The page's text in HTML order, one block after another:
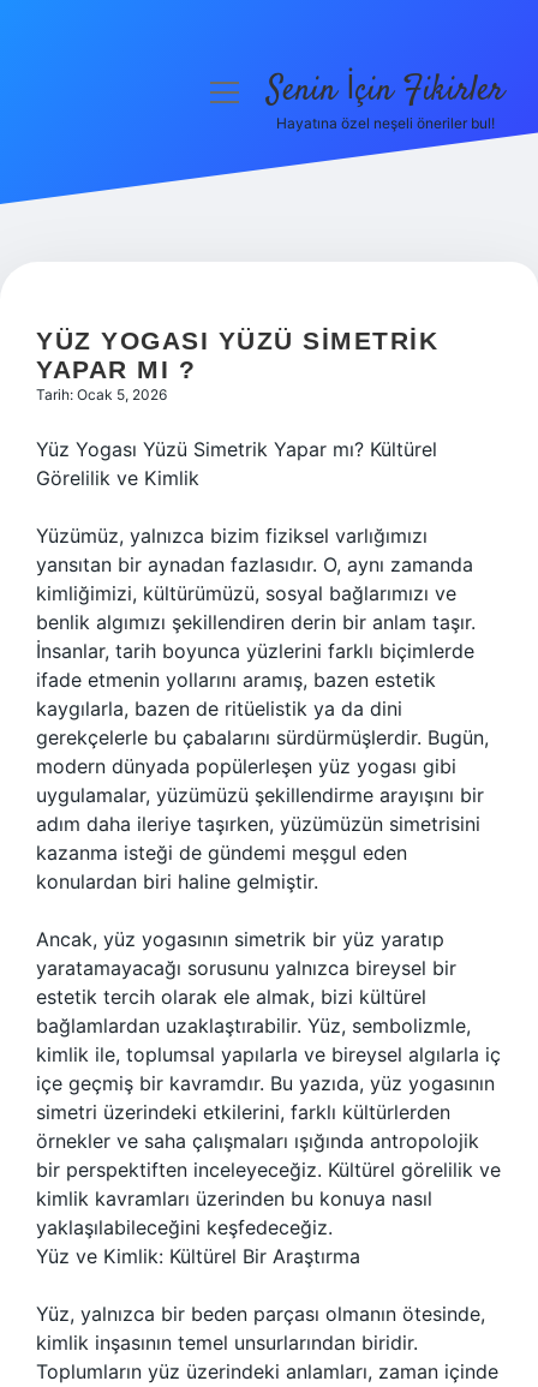
Hakkımızda
menüyüSenin İçin Fikirler
Hayatına özel neşeli öneriler bul!
YÜZ YOGASI YÜZÜ SIMETRIK
YAPAR MI ?
Tarih: Ocak 5, 2026
Yüz Yogası Yüzü Simetrik Yapar mı? Kültürel
Görelilik ve Kimlik
Yüzümüz, yalnızca bizim fiziksel varlığımızı
yansıtan bir aynadan fazlasıdır. O, aynı zamanda
kimliğimizi, kültürümüzü, sosyal bağlarımızı ve
benlik algımızı şekillendiren derin bir anlam taşır.
İnsanlar, tarih boyunca yüzlerini farklı biçimlerde
ifade etmenin yollarını aramış, bazen estetik
kaygılarla, bazen de ritüelistik ya da dini
gerekçelerle bu çabalarını sürdürmüşlerdir. Bugün,
modern dünyada popülerleşen yüz yogası gibi
uygulamalar, yüzümüzü şekillendirme arayışını bir
adım daha ileriye taşırken, yüzümüzün simetrisini
kazanma isteği de gündemi meşgul eden
konulardan biri haline gelmiştir.
Ancak, yüz yogasının simetrik bir yüz yaratıp
yaratamayacağı sorusunu yalnızca bireysel bir
estetik tercih olarak ele almak, bizi kültürel
bağlamlardan uzaklaştırabilir. Yüz, sembolizmle,
kimlik ile, toplumsal yapılarla ve bireysel algılarla iç
içe geçmiş bir kavramdır. Bu yazıda, yüz yogasının
simetri üzerindeki etkilerini, farklı kültürlerden
örnekler ve saha çalışmaları ışığında antropolojik
bir perspektiften inceleyeceğiz. Kültürel görelilik ve
kimlik kavramları üzerinden bu konuya nasıl
yaklaşılabileceğini keşfedeceğiz.
Yüz ve Kimlik: Kültürel Bir Araştırma
Yüz, yalnızca bir beden parçası olmanın ötesinde,
kimlik inşasının temel unsurlarından biridir.
Toplumların yüz üzerindeki anlamları, zaman içinde